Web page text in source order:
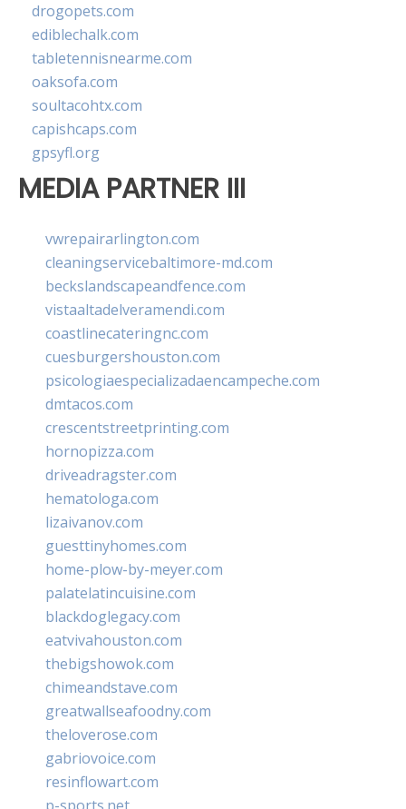
drogopets.com
ediblechalk.com
tabletennisnearme.com
oaksofa.com
soultacohtx.com
capishcaps.com
gpsyfl.org
MEDIA PARTNER III
vwrepairarlington.com
cleaningservicebaltimore-md.com
beckslandscapeandfence.com
vistaaltadelveramendi.com
coastlinecateringnc.com
cuesburgershouston.com
psicologiaespecializadaencampeche.com
dmtacos.com
crescentstreetprinting.com
hornopizza.com
driveadragster.com
hematologa.com
lizaivanov.com
guesttinyhomes.com
home-plow-by-meyer.com
palatelatincuisine.com
blackdoglegacy.com
eatvivahouston.com
thebigshowok.com
chimeandstave.com
greatwallseafoodny.com
theloverose.com
gabriovoice.com
resinflowart.com